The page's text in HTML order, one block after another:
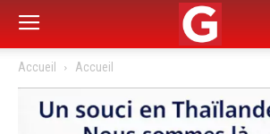
Accueil Accueil